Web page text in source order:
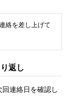
絡を差し上げて
返し
回連絡日を確認し